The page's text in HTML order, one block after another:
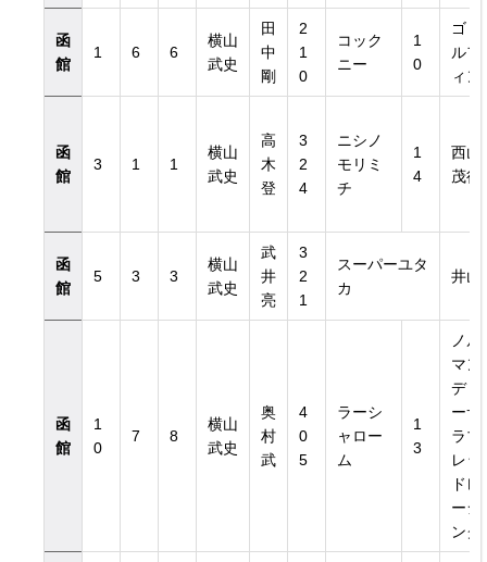
函
館
1 6 6
横山
武史
田
中
剛
2
1
0
コック
ニー
1
0
ゴド
ルフ
ィン
函
館
3 1 1
横山
武史
高
木
登
3
2
4
ニシノ
モリミ
チ
1
4
西山
茂行
函
館
5 3 3
横山
武史
武
井
亮
3
2
1
スーパーユタ
カ
井山
函
館
1
0
7 8
横山
武史
奥
村
武
4
0
5
ラーシ
ャロー
ム
1
3
ノル
マン
ディ
ーサ
ラブ
レッ
ドレ
ーシ
ング